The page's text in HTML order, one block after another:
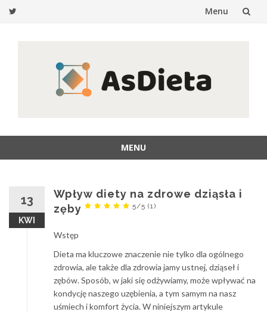
Menu
MENU
13
KWI
Wpływ diety na zdrowe dziąsła i
zęby
5/5 (1)
Wstęp
Dieta ma kluczowe znaczenie nie tylko dla ogólnego
zdrowia, ale także dla zdrowia jamy ustnej, dziąseł i
zębów. Sposób, w jaki się odżywiamy, może wpływać na
kondycję naszego uzębienia, a tym samym na nasz
uśmiech i komfort życia. W niniejszym artykule